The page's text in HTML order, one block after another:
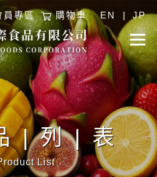
員專區 購物車 EN JP
|列|表
List